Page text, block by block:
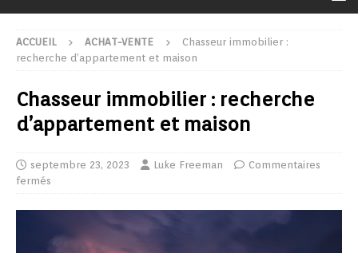
ACCUEIL ACHAT-VENTE
Chasseur immobilier :
recherche d’appartement et maison
Chasseur immobilier : recherche
d’appartement et maison
septembre 23, 2023 Luke Freeman
Commentaires
fermés